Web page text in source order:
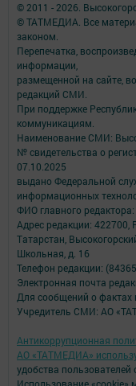
© 2011 - 2026.
© ТАТМЕДИА. Все
законом.
Перепечатка,
информации,
размещенной на сайте,
редакций СМИ.
При поддержке
коммуникациям.
Наименование СМИ:
№ свидетельства о
07.10.2025
выдано Федеральной
информационных
ФИО главного
Адрес редакции: 422700,
Татарстан,
Школьная, д. 16
Телефон редакции:
Электронная почта
Для сообщений о фактах
Учредитель СМИ: АО
Антикоррупционная
АО «ТАТМЕДИА»
удобства пользователей